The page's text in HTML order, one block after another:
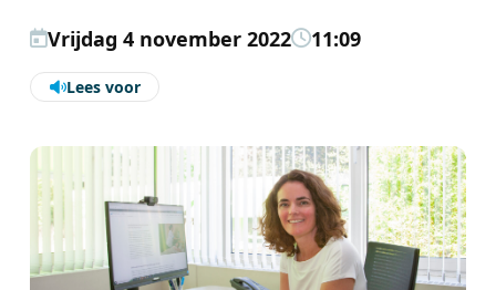
Vrijdag 4 november 2022 11:09
Lees voor